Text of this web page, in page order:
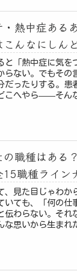
・熱中症ある
こんなにしん
と「熱中症に気を
らない。でもその
だったりする。患
こへやら——そん
の職種はある
15職種ライン
、見た目じゃわか
いても、「何の仕
伝わらない。それ
思いから生まれ